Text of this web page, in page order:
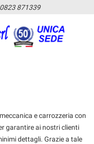
871339
e carrozzeria con
garantire ai nostri clienti
dettagli. Grazie a tale